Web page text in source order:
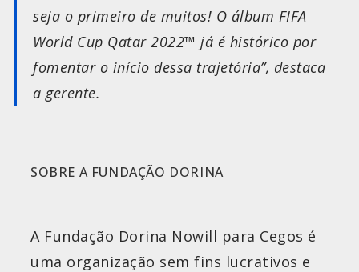
seja o primeiro de muitos! O álbum FIFA
World Cup Qatar 2022™ já é histórico por
fomentar o início dessa trajetória”, destaca
a gerente.
SOBRE A FUNDAÇÃO DORINA
A Fundação Dorina Nowill para Cegos é
uma organização sem fins lucrativos e